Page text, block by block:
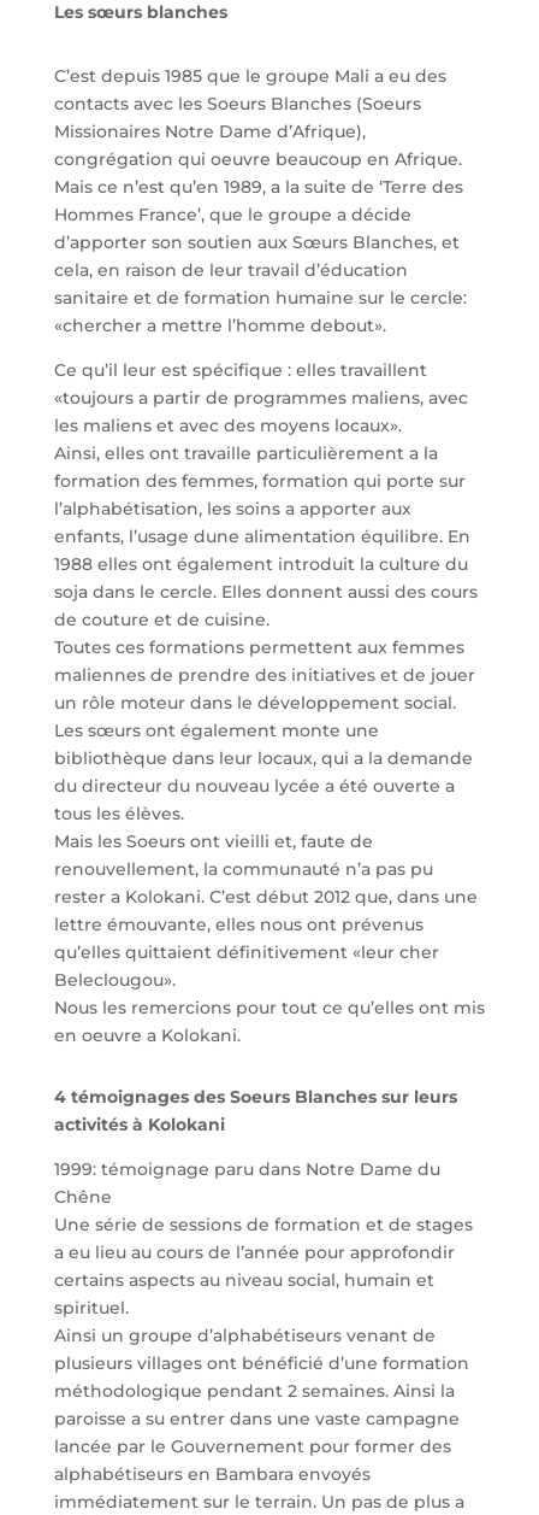
Les sœurs blanches
C’est depuis 1985 que le groupe Mali a eu des
contacts avec les Soeurs Blanches (Soeurs
Missionaires Notre Dame d’Afrique),
congrégation qui oeuvre beaucoup en Afrique.
Mais ce n’est qu’en 1989, a la suite de ‘Terre des
Hommes France’, que le groupe a décide
d’apporter son soutien aux Sœurs Blanches, et
cela, en raison de leur travail d’éducation
sanitaire et de formation humaine sur le cercle:
«chercher a mettre l’homme debout».
Ce qu’il leur est spécifique : elles travaillent
«toujours a partir de programmes maliens, avec
les maliens et avec des moyens locaux».
Ainsi, elles ont travaille particulièrement a la
formation des femmes, formation qui porte sur
l’alphabétisation, les soins a apporter aux
enfants, l’usage dune alimentation équilibre. En
1988 elles ont également introduit la culture du
soja dans le cercle. Elles donnent aussi des cours
de couture et de cuisine.
Toutes ces formations permettent aux femmes
maliennes de prendre des initiatives et de jouer
un rôle moteur dans le développement social.
Les sœurs ont également monte une
bibliothèque dans leur locaux, qui a la demande
du directeur du nouveau lycée a été ouverte a
tous les élèves.
Mais les Soeurs ont vieilli et, faute de
renouvellement, la communauté n’a pas pu
rester a Kolokani. C’est début 2012 que, dans une
lettre émouvante, elles nous ont prévenus
qu’elles quittaient définitivement «leur cher
Beleclougou».
Nous les remercions pour tout ce qu’elles ont mis
en oeuvre a Kolokani.
4 témoignages des Soeurs Blanches sur leurs
activités à Kolokani
1999: témoignage paru dans Notre Dame du
Chêne
Une série de sessions de formation et de stages
a eu lieu au cours de l’année pour approfondir
certains aspects au niveau social, humain et
spirituel.
Ainsi un groupe d’alphabétiseurs venant de
plusieurs villages ont bénéficié d’une formation
méthodologique pendant 2 semaines. Ainsi la
paroisse a su entrer dans une vaste campagne
lancée par le Gouvernement pour former des
alphabétiseurs en Bambara envoyés
immédiatement sur le terrain. Un pas de plus a